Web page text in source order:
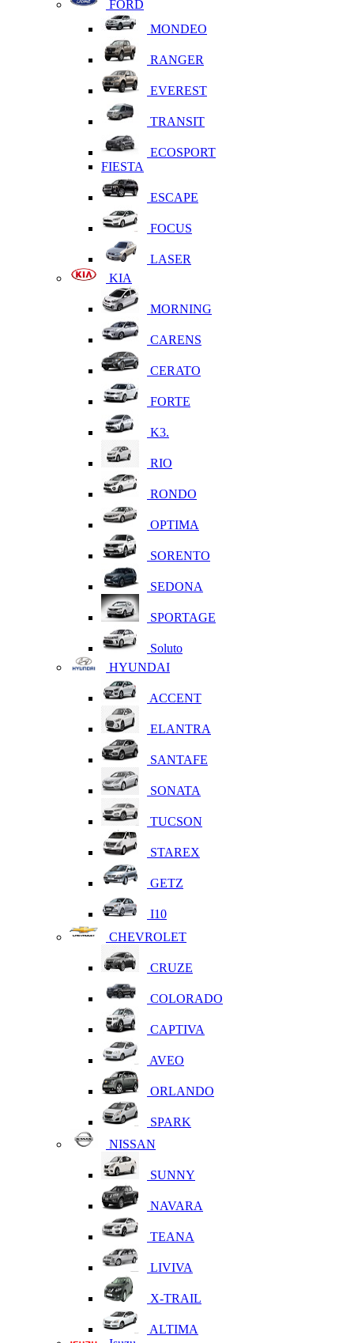
FORD
MONDEO
RANGER
EVEREST
TRANSIT
ECOSPORT
FIESTA
ESCAPE
FOCUS
LASER
KIA
MORNING
CARENS
CERATO
FORTE
K3.
RIO
RONDO
OPTIMA
SORENTO
SEDONA
SPORTAGE
Soluto
HYUNDAI
ACCENT
ELANTRA
SANTAFE
SONATA
TUCSON
STAREX
GETZ
I10
CHEVROLET
CRUZE
COLORADO
CAPTIVA
AVEO
ORLANDO
SPARK
NISSAN
SUNNY
NAVARA
TEANA
LIVIVA
X-TRAIL
ALTIMA